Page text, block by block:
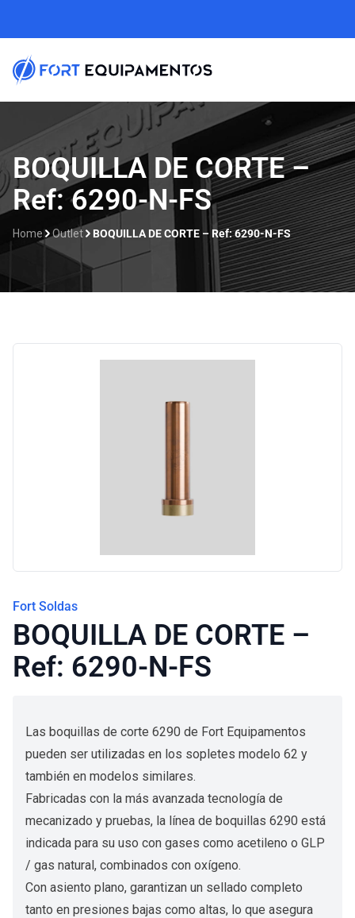
Home
Sobre nosotros
Líneas
Outlet
Contacto
BOQUILLA DE CORTE –
Ref: 6290-N-FS
Home Outlet BOQUILLA DE CORTE – Ref: 6290-N-FS
Fort Soldas
BOQUILLA DE CORTE –
Ref: 6290-N-FS
Las boquillas de corte 6290 de Fort Equipamentos
pueden ser utilizadas en los sopletes modelo 62 y
también en modelos similares.
Fabricadas con la más avanzada tecnología de
mecanizado y pruebas, la línea de boquillas 6290 está
indicada para su uso con gases como acetileno o GLP
/ gas natural, combinados con oxígeno.
Con asiento plano, garantizan un sellado completo
tanto en presiones bajas como altas, lo que asegura